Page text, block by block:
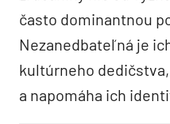
často dominantnou
Nezanedbateľná­ je
kultúrneho
a napomáha ich